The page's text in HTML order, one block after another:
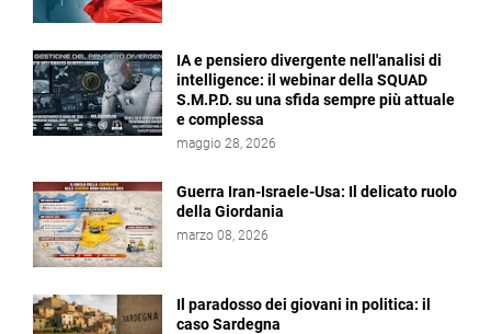
IA e pensiero divergente nell'analisi di
intelligence: il webinar della SQUAD
S.M.P.D. su una sfida sempre più attuale
e complessa
maggio 28, 2026
Guerra Iran-Israele-Usa: Il delicato ruolo
della Giordania
marzo 08, 2026
Il paradosso dei giovani in politica: il
caso Sardegna